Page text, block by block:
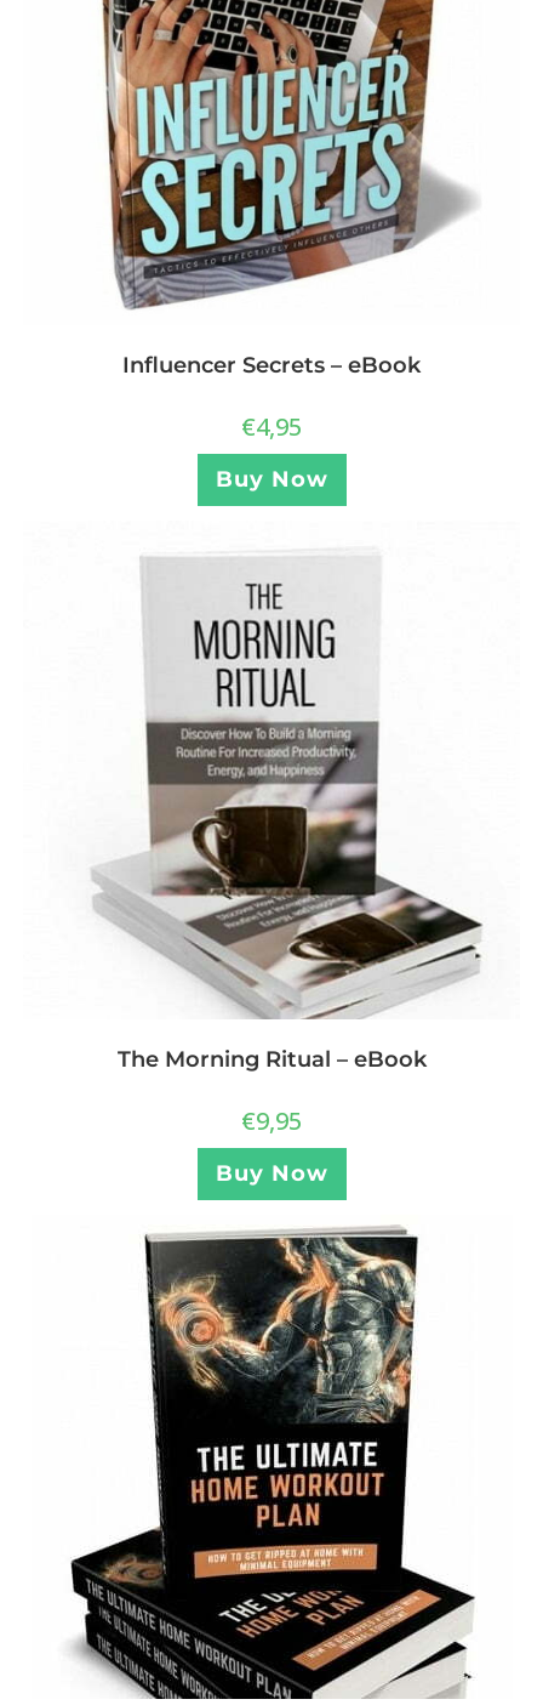
Influencer Secrets – eBook
€4,95
Buy Now
The Morning Ritual – eBook
€9,95
Buy Now